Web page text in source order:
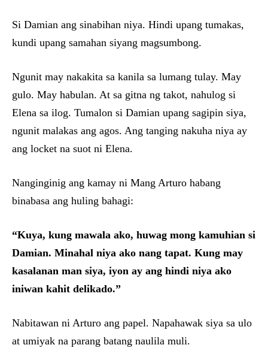
Si Damian ang sinabihan niya. Hindi upang tumakas,
kundi upang samahan siyang magsumbong.
Ngunit may nakakita sa kanila sa lumang tulay. May
gulo. May habulan. At sa gitna ng takot, nahulog si
Elena sa ilog. Tumalon si Damian upang sagipin siya,
ngunit malakas ang agos. Ang tanging nakuha niya ay
ang locket na suot ni Elena.
Nanginginig ang kamay ni Mang Arturo habang
binabasa ang huling bahagi:
“Kuya, kung mawala ako, huwag mong kamuhian si
Damian. Minahal niya ako nang tapat. Kung may
kasalanan man siya, iyon ay ang hindi niya ako
iniwan kahit delikado.”
Nabitawan ni Arturo ang papel. Napahawak siya sa ulo
at umiyak na parang batang naulila muli.